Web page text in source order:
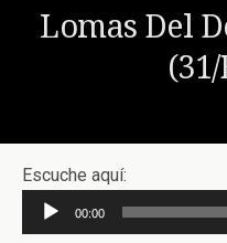
Lomas Del
Escuche aquí:
Reproductor
de
00:00